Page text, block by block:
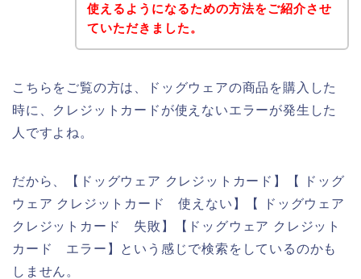
使えるようになるための方法をご紹介させ
ていただきました。
こちらをご覧の方は、ドッグウェアの商品を購入した
時に、クレジットカードが使えないエラーが発生した
人ですよね。
だから、【ドッグウェア クレジットカード】【 ドッグ
ウェア クレジットカード 使えない】【 ドッグウェア
クレジットカード 失敗】【ドッグウェア クレジット
カード エラー】という感じで検索をしているのかも
しません。